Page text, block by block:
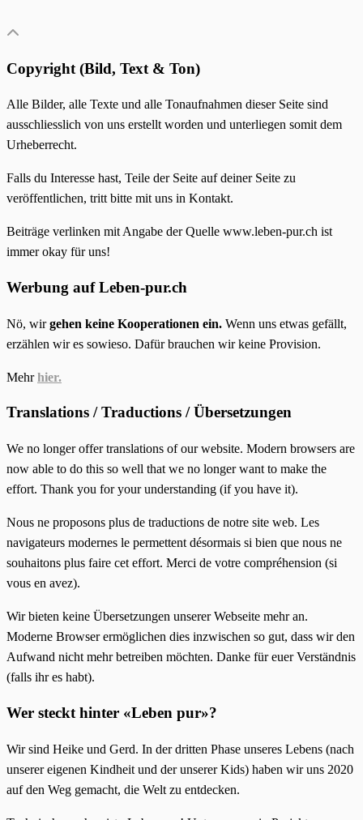
Copyright (Bild, Text & Ton)
Alle Bilder, alle Texte und alle Tonaufnahmen dieser Seite sind
ausschliesslich von uns erstellt worden und unterliegen somit dem
Urheberrecht.
Falls du Interesse hast, Teile der Seite auf deiner Seite zu
veröffentlichen, tritt bitte mit uns in Kontakt.
Beiträge verlinken mit Angabe der Quelle www.leben-pur.ch ist
immer okay für uns!
Werbung auf Leben-pur.ch
Nö, wirgehen keine Kooperationen ein. Wenn uns etwas gefällt,
erzählen wir es sowieso. Dafür brauchen wir keine Provision.
Mehrhier.
Translations / Traductions / Übersetzungen
We no longer offer translations of our website. Modern browsers are
now able to do this so well that we no longer want to make the
effort. Thank you for your understanding (if you have it).
Nous ne proposons plus de traductions de notre site web. Les
navigateurs modernes le permettent désormais si bien que nous ne
souhaitons plus faire cet effort. Merci de votre compréhension (si
vous en avez).
Wir bieten keine Übersetzungen unserer Webseite mehr an.
Moderne Browser ermöglichen dies inzwischen so gut, dass wir den
Aufwand nicht mehr betreiben möchten. Danke für euer Verständnis
(falls ihr es habt).
Wer steckt hinter «Leben pur»?
Wir sind Heike und Gerd. In der dritten Phase unseres Lebens (nach
unserer eigenen Kindheit und der unserer Kids) haben wir uns 2020
auf den Weg gemacht, die Welt zu entdecken.